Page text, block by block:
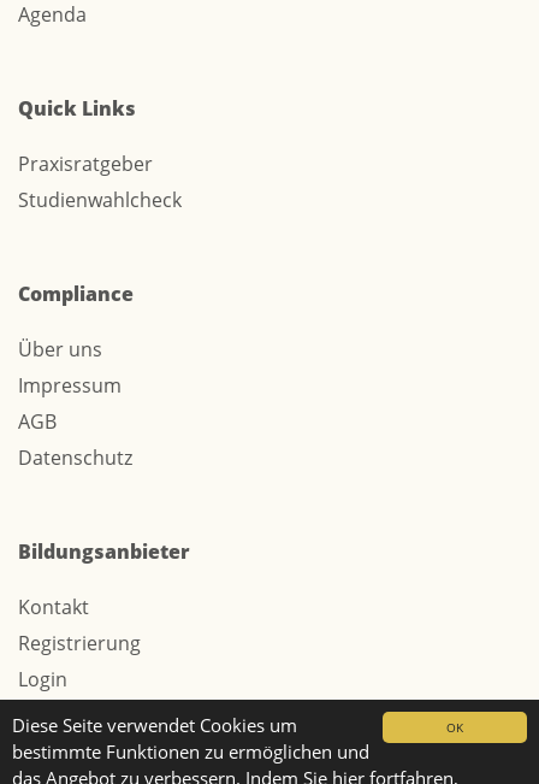
OK
Diese Seite verwendet Cookies um
bestimmte Funktionen zu ermöglichen und
das Angebot zu verbessern. Indem Sie hier fortfahren,
Agenda
Quick Links
Praxisratgeber
Studienwahlcheck
Compliance
Über uns
Impressum
AGB
Datenschutz
Bildungsanbieter
Kontakt
Registrierung
Login
Werbung / Tarife